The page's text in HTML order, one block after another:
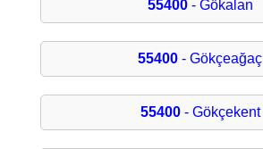
55400- Gökalan
55400 - Gökçeağaç
55400- Gökçekent